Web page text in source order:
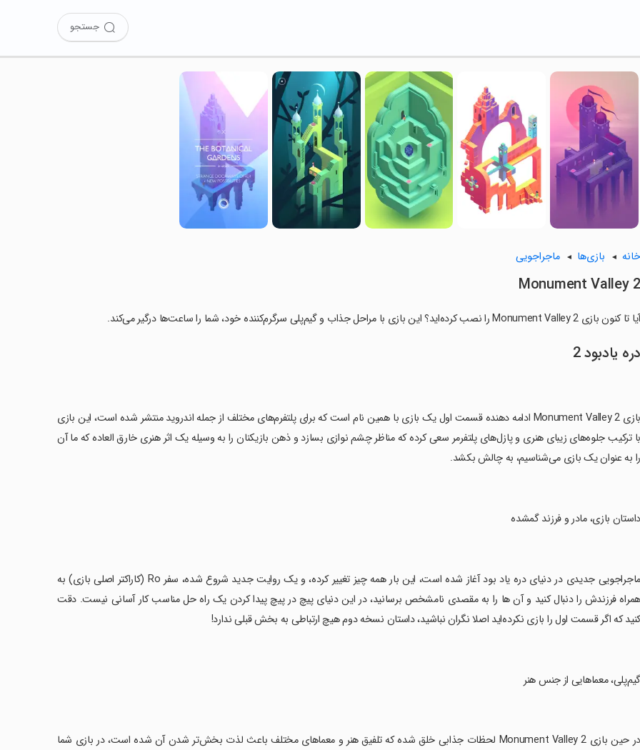
جستجو
خانه بازی‌ها ماجراجویی
Monument Valley 2
آیا تا کنون بازی Monument Valley 2 را نصب کرده‌اید؟ این بازی با مراحل جذاب و گیم‌پلی سرگرم‌کننده خود، شما را ساعت‌ها درگیر می‌کند.
دره یادبود 2
‏بازی Monument Valley 2 ادامه دهنده قسمت اول یک بازی با همین نام است که برای پلتفرم‌های مختلف از جمله اندروید منتشر شده است، این بازی
با ترکیب جلوه‌های زیبای هنری و پازل‌های پلتفرمر سعی کرده که مناظر چشم نوازی بسازد و ذهن بازیکنان را به وسیله یک اثر هنری خارق العاده که ما آن
را به عنوان یک بازی می‌شناسیم، به چالش بکشد.
‏داستان بازی، مادر و فرزند گمشده
‏ماجراجویی جدیدی در دنیای دره یاد بود آغاز شده است، این بار همه چیز تغییر کرده، و یک روایت جدید شروع شده، سفر Ro (کاراکتر اصلی بازی) به
همراه فرزندش را دنبال کنید و آن ها را به مقصدی نامشخص برسانید، در این دنیای پیچ در پیچ پیدا کردن یک راه حل مناسب کار آسانی نیست. دقت
کنید که اگر قسمت اول را بازی نکرده‌اید اصلا نگران نباشید، داستان نسخه دوم هیچ ارتباطی به بخش قبلی ندارد!
‏گیم‌پلی، معماهایی از جنس هنر
‏در حین بازی Monument Valley 2 لحظات جذابی خلق شده که تلفیق هنر و معماهای مختلف باعث لذت بخش‌تر شدن آن شده است، در بازی شما